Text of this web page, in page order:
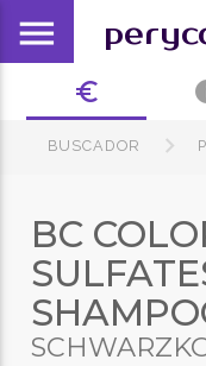
menu
euro_symbol
BUSCADOR
BC